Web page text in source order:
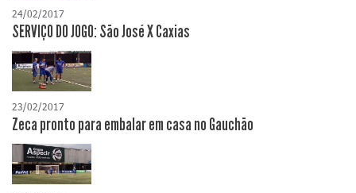
24/02/2017
SERVIÇO DO JOGO: São José X Caxias
23/02/2017
Zeca pronto para embalar em casa no Gauchão